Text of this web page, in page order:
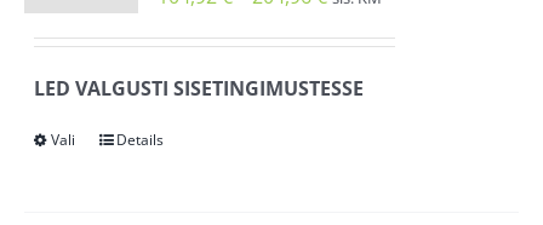
teha
tootelehel.
204,96 €
LED VALGUSTI SISETINGIMUSTESSE
Vali
Sellel
Details